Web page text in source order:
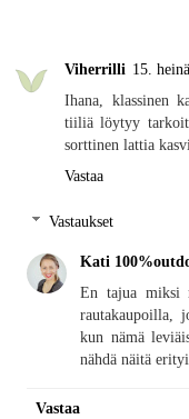
Viherrilli 15.
Ihana, klassinen
tiiliä löytyy
sorttinen lattia
Vastaa
Vastaukset
Kati
En tajua miksi
rautakaupoilla,
kun nämä
nähdä näitä
Vastaa